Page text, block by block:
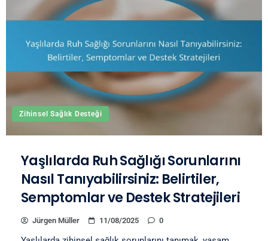
Zihinsel Sağlık Desteği
Yaşlılarda Ruh Sağlığı Sorunlarını
Nasıl Tanıyabilirsiniz: Belirtiler,
Semptomlar ve Destek Stratejileri
Jürgen Müller 11/08/2025 0